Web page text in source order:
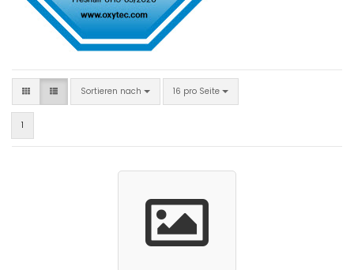
Sortieren nach
Sortieren nach 16 pro Seite
pro Seite
1